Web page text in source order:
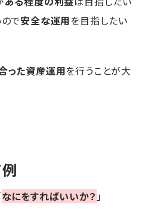
ので安全な運用を目指したい
った資産運用を行うことが大
なにをすればいいか？ 」